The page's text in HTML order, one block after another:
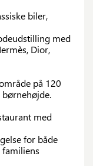
biler,
med
Dior,
på 120
med
for både